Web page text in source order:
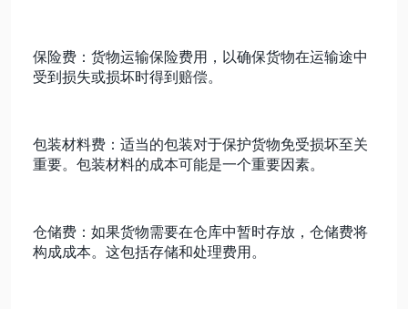
保险费：货物运输保险费用，以确保货物在运输途中
受到损失或损坏时得到赔偿。
包装材料费：适当的包装对于保护货物免受损坏至关
重要。包装材料的成本可能是一个重要因素。
仓储费：如果货物需要在仓库中暂时存放，仓储费将
构成成本。这包括存储和处理费用。